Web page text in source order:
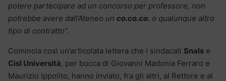
potere partecipare ad un concorso per professore, non
potrebbe avere dall’Ateneo un co.co.co. o qualunque altro
tipo di contratto”.
Comincia così un’articolata lettera che i sindacati Snals e
Cisl Università, per bocca di Giovanni Madonia Ferraro e
Maurizio Ippolito, hanno inviato, fra gli altri, al Rettore e al